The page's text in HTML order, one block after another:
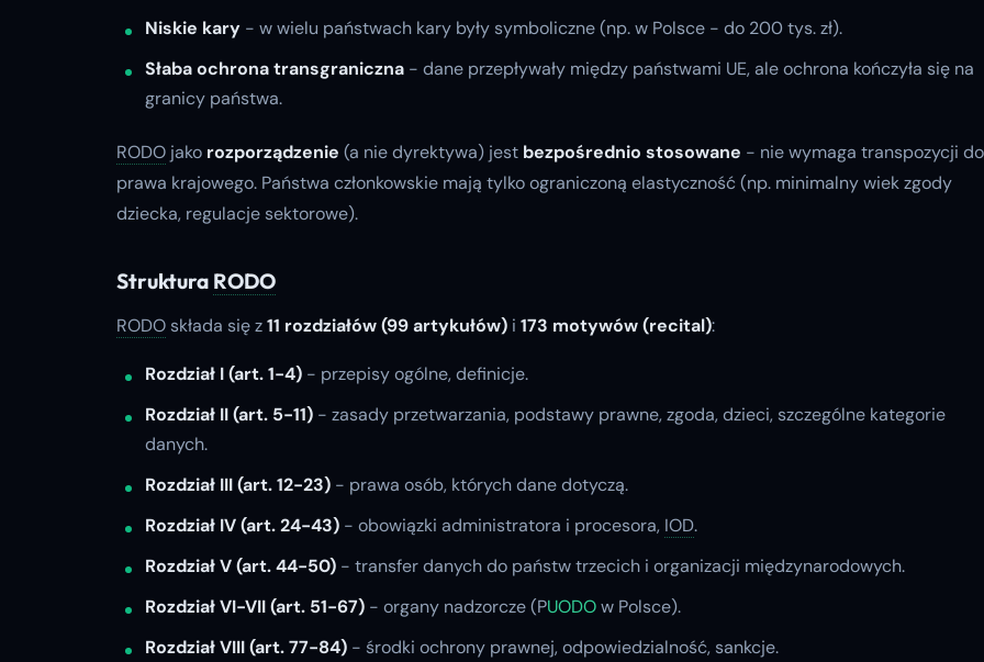
Niskie kary - w wielu państwach kary były symboliczne (np. w Polsce - do 200 tys. zł).
Słaba ochrona transgraniczna - dane przepływały między państwami UE, ale ochrona kończyła się na
granicy państwa.
RODO jako rozporządzenie (a nie dyrektywa) jest bezpośrednio stosowane - nie wymaga transpozycji do
prawa krajowego. Państwa członkowskie mają tylko ograniczoną elastyczność (np. minimalny wiek zgody
dziecka, regulacje sektorowe).
Struktura RODO
RODO składa się z11 rozdziałów (99 artykułów) i 173 motywów (recital):
Rozdział I (art. 1-4) - przepisy ogólne, definicje.
Rozdział II (art. 5-11) - zasady przetwarzania, podstawy prawne, zgoda, dzieci, szczególne kategorie
danych.
Rozdział III (art. 12-23) - prawa osób, których dane dotyczą.
Rozdział IV (art. 24-43) - obowiązki administratora i procesora, IOD.
Rozdział V (art. 44-50) - transfer danych do państw trzecich i organizacji międzynarodowych.
Rozdział VI-VII (art. 51-67) - organy nadzorcze (PUODOw Polsce).
Rozdział VIII (art. 77-84) - środki ochrony prawnej, odpowiedzialność, sankcje.